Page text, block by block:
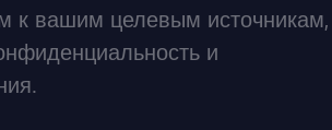
к вашим целевым источникам,
и